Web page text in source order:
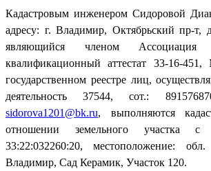
Кадастровым инженером Сидоровой
адресу: г. Владимир, Октябрьский пр-т,
являющийся членом
квалификационный аттестат 33-16-
государственном реестре лиц,
деятельность 37544, сот.:
sidorova1201@bk.ru, выполняются
отношении земельного участка
33:22:032260:20, местоположение:
Владимир, Сад Керамик, Участок 120.